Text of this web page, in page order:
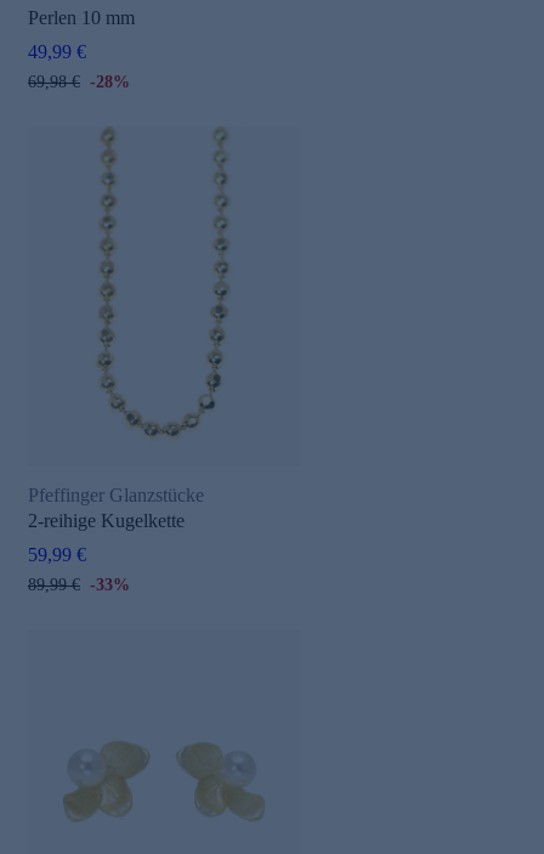
Perlen 10 mm
49,99 €
69,98 € -28%
Pfeffinger Glanzstücke
2-reihige Kugelkette
59,99 €
89,99 € -33%